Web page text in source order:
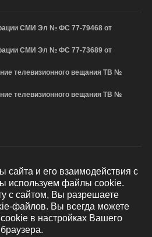
СМИ Эл № ФС 77-79468 от
СМИ Эл № ФС 77-73689 от
телевизионного вещания ТВ №
телевизионного вещания ТВ №
ОТПРАВИТЬ
сайта и его взаимодействия с
используем файлы cookie.
с сайтом, Вы разрешаете
файлов. Вы всегда можете
в настройках Вашего
браузера.